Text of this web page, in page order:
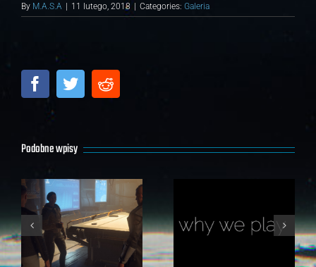
By M.A.S.A | 11 lutego, 2018 | Categories: Galeria
Facebook
TwitterReddit
Podobne wpisy
Why we play
Intergalactic Aerospace EXPO